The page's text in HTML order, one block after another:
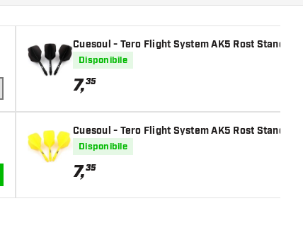
AL CARRELLO
AGGIUNGI AL CARRELLO
Cuesoul - Tero Flight System AK5 Rost
Disponibile
7,35
Cuesoul - Tero Flight System AK5 Rost
Disponibile
7,35